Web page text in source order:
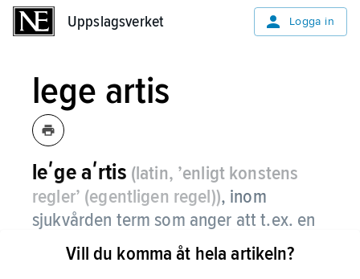
Uppslagsverket Logga in
lege artis
leʹge aʹrtis (latin, ’enligt konstens
regler’ (egentligen regel)), inom
sjukvården term som anger att t.ex. en
utredning eller en behandling utförs på
korrekt sätt, i överensstämmelse med
Vill du komma åt hela artikeln?